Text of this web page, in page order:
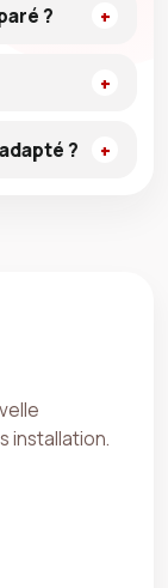
?
?
installation.